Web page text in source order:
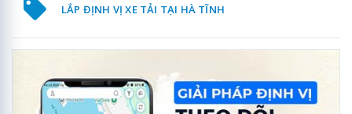
LẮP ĐỊNH VỊ XE TẢI TẠI HÀ TĨNH